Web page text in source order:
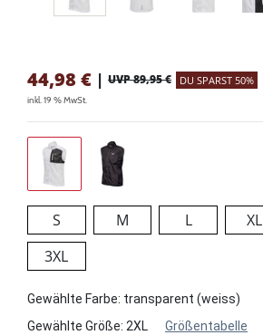
44,98 € | UVP 89,95 € DU SPARST 50%
inkl. 19 % MwSt.
S M L XL
3XL
Gewählte Farbe: transparent (weiss)
Gewählte Größe: 2XL Größentabelle